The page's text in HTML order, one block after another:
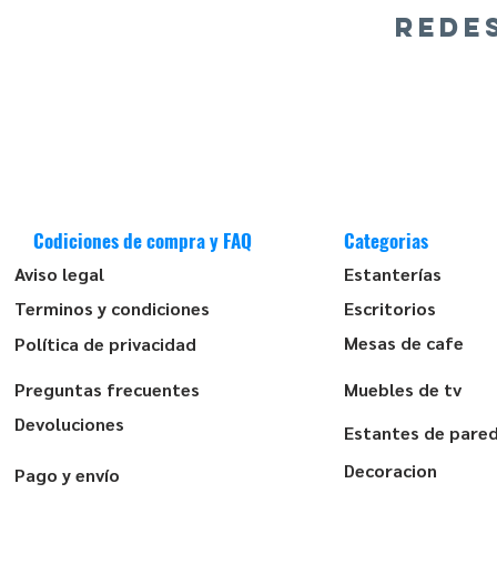
Codiciones de compra y FAQ
Aviso legal
Terminos y condiciones
Política de privacidad
Preguntas frecuentes
Devoluciones
Pago y envío
Categorias
Estanterías
Escritorios
Mesas de cafe
Muebles de tv
Estantes de
Decoracion